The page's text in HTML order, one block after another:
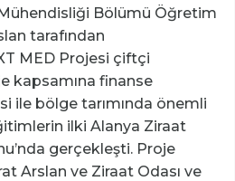
Bölümü Öğretim
tarafından
MED Projesi çiftçi
kapsamına finanse
ile bölge tarımında önemli
ilki Alanya Ziraat
gerçekleşti. Proje
Arslan ve Ziraat Odası ve